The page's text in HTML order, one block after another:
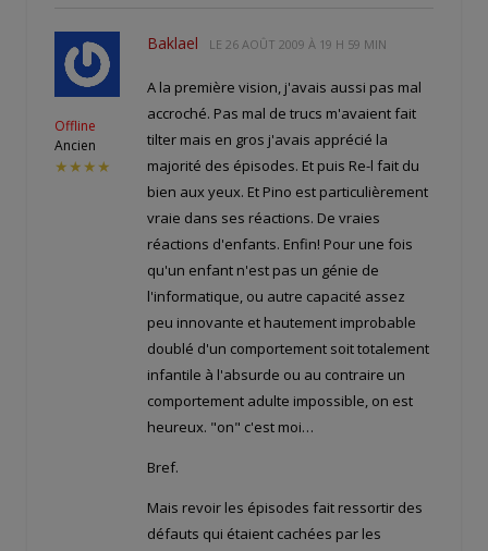
Offline
Ancien
★★★★
Baklael LE 26 AOÛT 2009 À 19 H 59 MIN
A la première vision, j'avais aussi pas mal
accroché. Pas mal de trucs m'avaient fait
tilter mais en gros j'avais apprécié la
majorité des épisodes. Et puis Re-l fait du
bien aux yeux. Et Pino est particulièrement
vraie dans ses réactions. De vraies
réactions d'enfants. Enfin! Pour une fois
qu'un enfant n'est pas un génie de
l'informatique, ou autre capacité assez
peu innovante et hautement improbable
doublé d'un comportement soit totalement
infantile à l'absurde ou au contraire un
comportement adulte impossible, on est
heureux. "on" c'est moi…
Bref.
Mais revoir les épisodes fait ressortir des
défauts qui étaient cachées par les